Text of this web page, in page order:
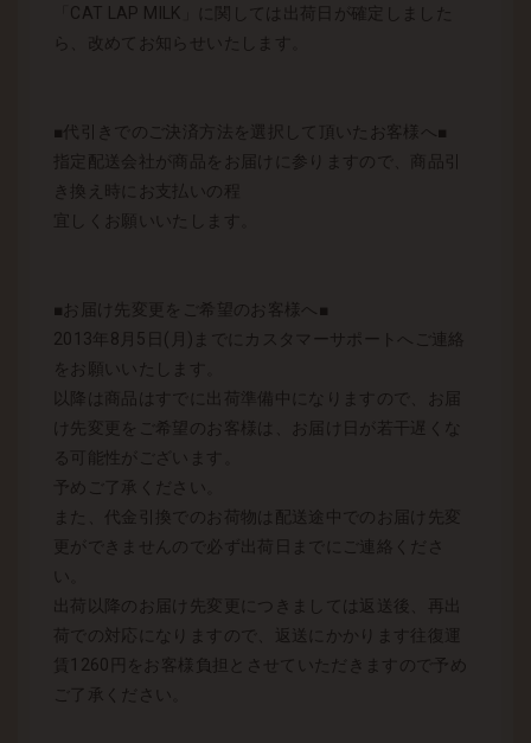
「CAT LAP MILK」に関しては出荷日が確定しました
ら、改めてお知らせいたします。
■代引きでのご決済方法を選択して頂いたお客様へ■
指定配送会社が商品をお届けに参りますので、商品引
き換え時にお支払いの程
宜しくお願いいたします。
■お届け先変更をご希望のお客様へ■
2013年8月5日(月)までにカスタマーサポートへご連絡
をお願いいたします。
以降は商品はすでに出荷準備中になりますので、お届
け先変更をご希望のお客様は、お届け日が若干遅くな
る可能性がございます。
予めご了承ください。
また、代金引換でのお荷物は配送途中でのお届け先変
更ができませんので必ず出荷日までにご連絡くださ
い。
出荷以降のお届け先変更につきましては返送後、再出
荷での対応になりますので、返送にかかります往復運
賃1260円をお客様負担とさせていただきますので予め
ご了承ください。